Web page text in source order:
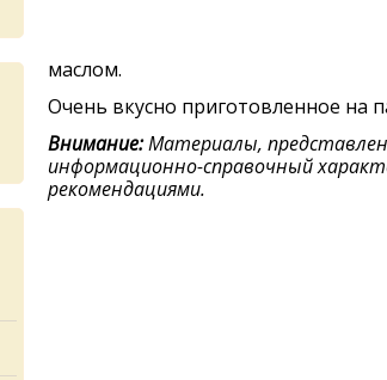
маслом.
Очень вкусно приготовленное на
Внимание:Материалы,
информационно-справочный
рекомендациями.